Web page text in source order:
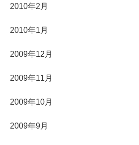
2010年2月
2010年1月
2009年12月
2009年11月
2009年10月
2009年9月